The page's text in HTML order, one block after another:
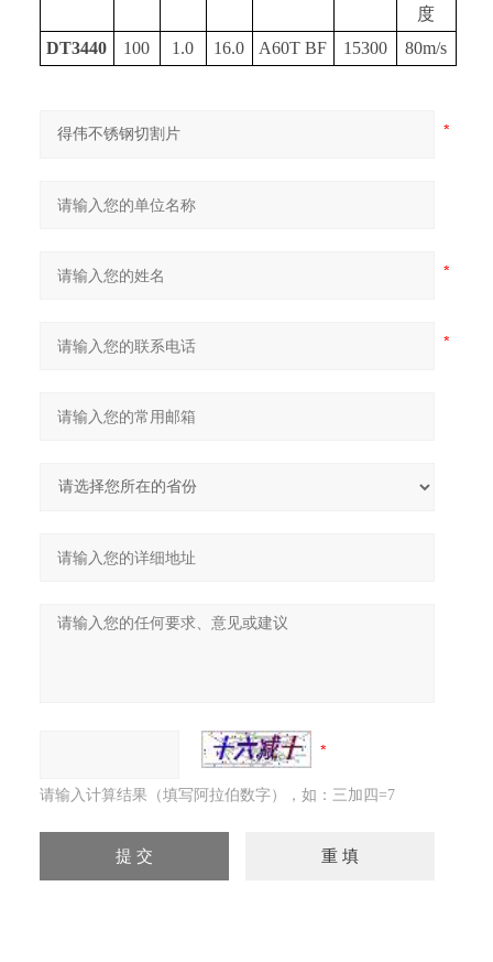
度
DT3440
100 1.0 16.0 A60T BF 15300 80m/s
请输入计算结果（填写阿拉伯数字），如：三加四=7